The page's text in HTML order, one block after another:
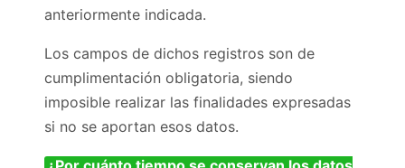
anteriormente indicada.
Los campos de dichos registros son de
cumplimentación obligatoria, siendo
imposible realizar las finalidades expresadas
si no se aportan esos datos.